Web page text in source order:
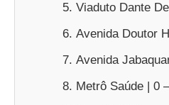
Viaduto Dante
Avenida Doutor
Avenida
Metrô Saúde | 0